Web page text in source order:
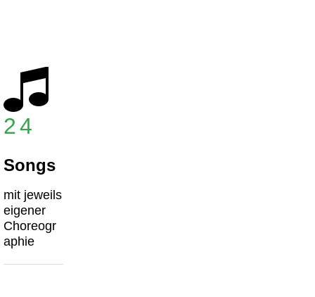
24
Songs
mit jeweils
eigener
Choreogr
aphie